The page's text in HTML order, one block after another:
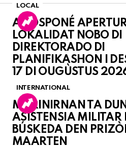
LOCAL
A POSPONÉ
LOKALIDAT NOBO DI
DIREKTORADO DI
PLANIFIKASHON I
17 DI OUGÙSTUS
INTERNATIONAL
MARINIRNAN TA
ASISTENSIA MILITAR
BÚSKEDA DEN
MAARTEN